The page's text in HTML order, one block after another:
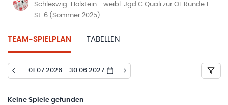
Schleswig-Holstein - weibl. Jgd C Quali zur OL Runde 1
St. 6 (Sommer 2025)
TEAM-SPIELPLAN TABELLEN
01.07.2026 - 30.06.2027
Keine Spiele gefunden